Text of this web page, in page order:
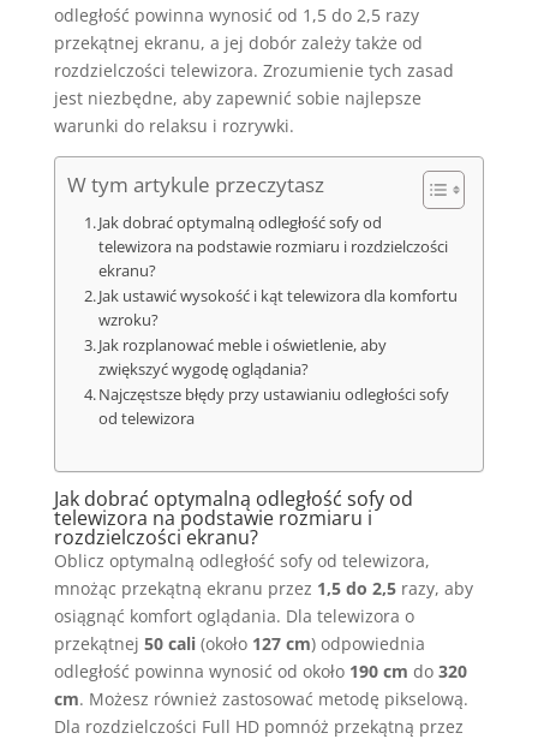
odległość powinna wynosić od 1,5 do 2,5 razy
przekątnej ekranu, a jej dobór zależy także od
rozdzielczości telewizora. Zrozumienie tych zasad
jest niezbędne, aby zapewnić sobie najlepsze
warunki do relaksu i rozrywki.
W tym artykule przeczytasz
Jak dobrać optymalną odległość sofy od
telewizora na podstawie rozmiaru i rozdzielczości
ekranu?
Jak ustawić wysokość i kąt telewizora dla komfortu
wzroku?
Jak rozplanować meble i oświetlenie, aby
zwiększyć wygodę oglądania?
Najczęstsze błędy przy ustawianiu odległości sofy
od telewizora
Jak dobrać optymalną odległość sofy od
telewizora na podstawie rozmiaru i
rozdzielczości ekranu?
Oblicz optymalną odległość sofy od telewizora,
mnożąc przekątną ekranu przez 1,5 do 2,5razy, aby
osiągnąć komfort oglądania. Dla telewizora o
przekątnej 50 cali(około 127 cm) odpowiednia
odległość powinna wynosić od około 190 cm do 320
cm. Możesz również zastosować metodę pikselową.
Dla rozdzielczości Full HD pomnóż przekątną przez